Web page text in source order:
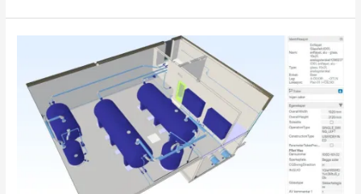
utiliza
complejos
proyectos
tratamiento